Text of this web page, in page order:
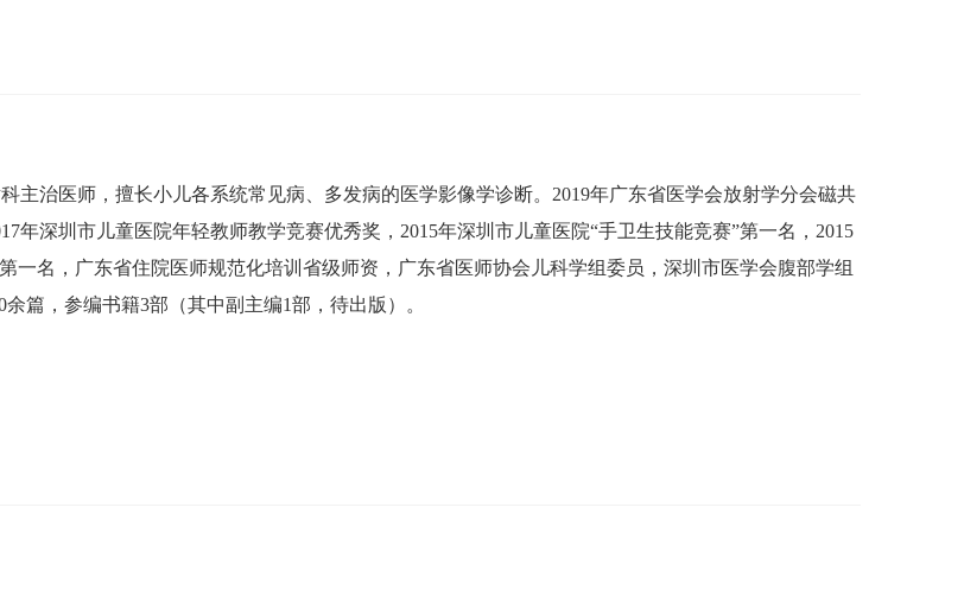
主治医师，擅长小儿各系统常见病、多发病的医学影像学诊断。 2019年广东省医学会放射学分会磁共
年深圳市儿童医院年轻教师教学竞赛优秀奖，2015年深圳市儿童医院“手卫生技能竞赛”第一名，2015
一名，广东省住院医师规范化培训省级师资，广东省医师协会儿科学组委员，深圳市医学会腹部学组
篇，参编书籍3部（其中副主编1部，待出版）。